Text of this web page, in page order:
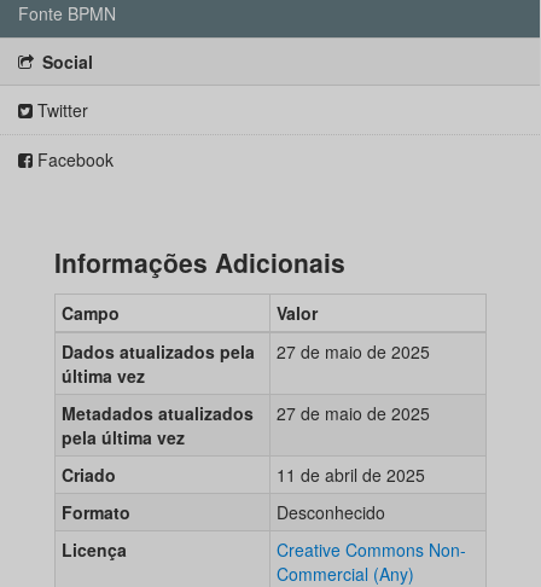
Fonte BPMN
Social
Twitter
Facebook
Informações Adicionais
Campo
Valor
Dados atualizados pela
última vez
27 de maio de 2025
Metadados atualizados
pela última vez
27 de maio de 2025
Criado
11 de abril de 2025
Formato
Desconhecido
Licença
Creative Commons Non-
Commercial (Any)